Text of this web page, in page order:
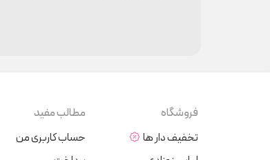
تضمین راحتی کودک
از آنجا که این فروشگاه
فروشگاه
تخفیف دار ها
مطالب مفید
حساب کاربری من